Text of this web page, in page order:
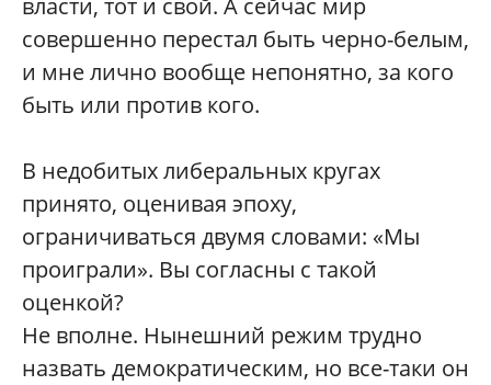
власти, тот и свой. А сейчас мир
совершенно перестал быть черно-белым,
и мне лично вообще непонятно, за кого
быть или против кого.
В недобитых либеральных кругах
принято, оценивая эпоху,
ограничиваться двумя словами: «Мы
проиграли». Вы согласны с такой
оценкой?
Не вполне. Нынешний режим трудно
назвать демократическим, но все-таки он